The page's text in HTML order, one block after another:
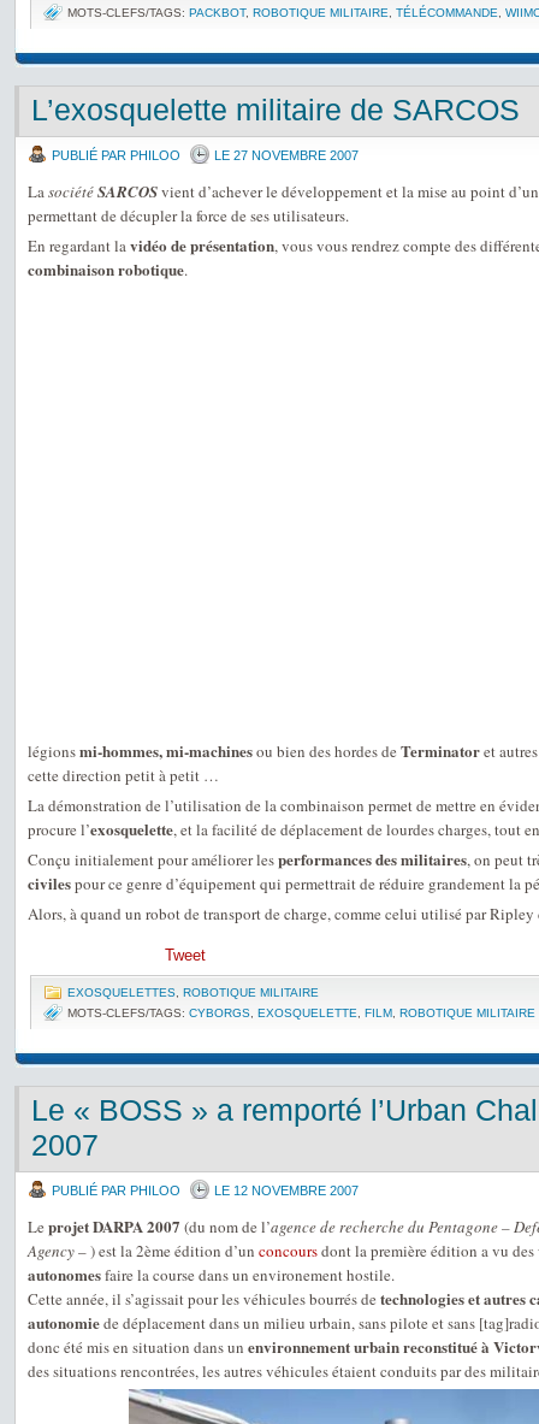
MOTS-CLEFS/TAGS: PACKBOT, ROBOTIQUE MILITAIRE TÉLÉCOMMANDE
L’exosquelette militaire de SARCOS
PUBLIÉ PAR PHILOO LE 27 NOVEMBRE 2007
LasociétéSARCOSvient d’achever le développement et la mise au point
permettant de décupler la force de ses utilisateurs.
En regardant lavidéo de présentation, vous vous rendrez compte des
combinaison robotique.
légionsmi-hommes, mi-machinesou bien des hordes de Terminatoret
cette direction petit à petit …
La démonstration de l’utilisation de la combinaison permet de mettre en
procure l’exosquelette, et la facilité de déplacement de lourdes charges, tout
Conçu initialement pour améliorer lesperformances des militaires, on peut
civilespour ce genre d’équipement qui permettrait de réduire grandement la
Alors, à quand un robot de transport de charge, comme celui utilisé par
Tweet
EXOSQUELETTES ROBOTIQUE MILITAIRE
MOTS-CLEFS/TAGS: CYBORGS EXOSQUELETTE FILM ROBOTIQUE MILITAIRE
Le « BOSS » a remporté l’Urban
2007
PUBLIÉ PAR PHILOO LE 12 NOVEMBRE 2007
Le projet DARPA 2007 (du nom de l’agence de recherche du Pentagone –
Agency– ) est la 2ème édition d’un concoursdont la première édition a vu des
autonomesfaire la course dans un environement hostile.
Cette année, il s’agissait pour les véhicules bourrés de technologies et autres
autonomiede déplacement dans un milieu urbain, sans pilote et sans
donc été mis en situation dans un environnement urbain reconstitué à
des situations rencontrées, les autres véhicules étaient conduits par des